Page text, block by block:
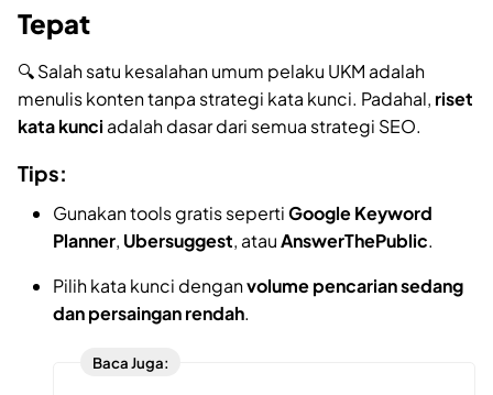
Tepat
🔍 Salah satu kesalahan umum pelaku UKM adalah
menulis konten tanpa strategi kata kunci. Padahal, riset
kata kunci adalah dasar dari semua strategi SEO.
Tips:
Gunakan tools gratis sepertiGoogle Keyword
Planner, Ubersuggest, atauAnswerThePublic.
Pilih kata kunci denganvolume pencarian sedang
dan persaingan rendah.
Baca Juga: